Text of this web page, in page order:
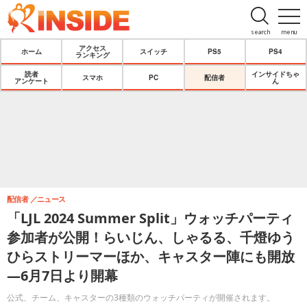
menu
search
ホーム
アクセス
ランキング
スイッチ PS5 PS4
読者
アンケート
スマホ PC 配信者
インサイドちゃ
ん
「LJL 2024 Summer Split」ウォッチパーティ
参加者が公開！らいじん、しゃるる、千燈ゆう
ひらストリーマーほか、キャスター陣にも開放
―6月7日より開幕
公式、チーム、キャスターの3種類のウォッチパーティが開催されます。
配信者 ニュース